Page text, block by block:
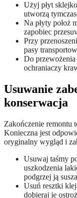
Użyj płyt
utworzą
Na płyty położ
zapobiec
Przy
pasy
Do
ochraniaczy
Usuwanie
konserwacja
Zakończenie remontu
Konieczna jest
oryginalny wygląd i
Usuwaj taśmy
uszkodzenia
podgrzej ją
Usuń resztki
dobieraj je